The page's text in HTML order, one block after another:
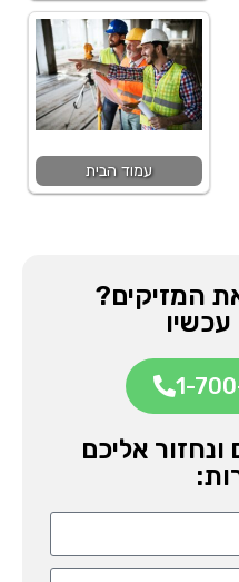
עמוד הבית
המזיקים?
1-
אליכם